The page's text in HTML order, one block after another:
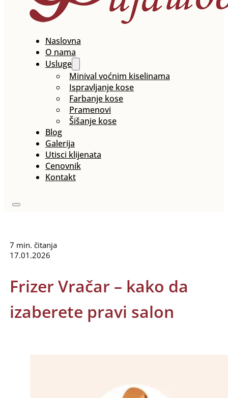
Naslovna
O nama
Usluge
Minival voćnim kiselinama
Ispravljanje kose
Farbanje kose
Pramenovi
Šišanje kose
Blog
Galerija
Utisci klijenata
Cenovnik
Kontakt
7 min. čitanja
17.01.2026
Frizer Vračar – kako da
izaberete pravi salon